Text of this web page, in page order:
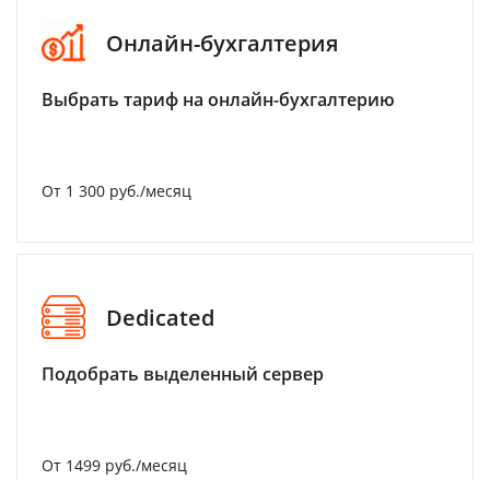
Онлайн-бухгалтерия
Выбрать тариф на онлайн-бухгалтерию
От 1 300 руб./месяц
Dedicated
Подобрать выделенный сервер
От 1499 руб./месяц